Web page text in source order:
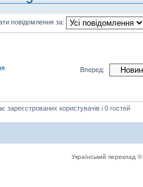
повідомлення за:
Вперед:
користувачів і 0 гостей
Український переклад